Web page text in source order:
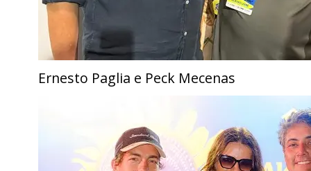
Ernesto Paglia e Peck Mecenas